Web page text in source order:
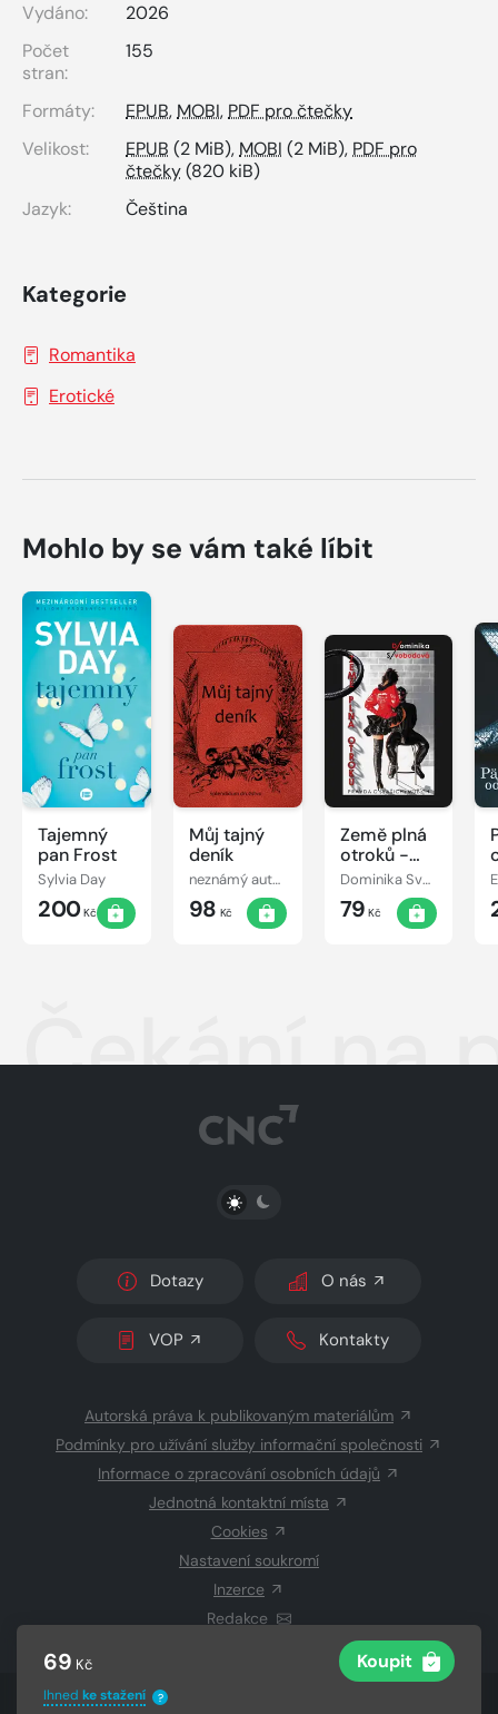
69 Kč Koupit
Ihned ke stažení ?
Vydáno:
2026
Počet
stran:
155
Formáty: EPUB,MOBI,PDF pro čtečky
Velikost:
EPUB (2 MiB),MOBI (2 MiB),PDF pro
čtečky(820 kiB)
Jazyk:
Čeština
Kategorie
Romantika
Erotické
Mohlo by se vám také líbit
Tajemný
pan Frost
Sylvia Day
200Kč
Můj tajný
deník
neznámý autor
98 Kč
Země plná
otroků -
Pravda o
(vašich)
mužích
Dominika Svobodová
79 Kč
Čekání na
PŘEPNOUT SVĚTLÝ/TMAVÝ REŽIM
Dotazy O nás
VOP Kontakty
Autorská práva k publikovaným materiálům
Podmínky pro užívání služby informační společnosti
Informace o zpracování osobních údajů
Jednotná kontaktní místa
Cookies
Nastavení soukromí
Inzerce
Redakce
© 2026 Copyright